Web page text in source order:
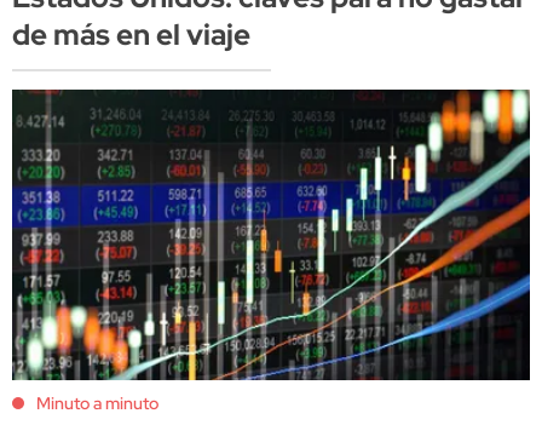
de más en el viaje
Minuto a minuto